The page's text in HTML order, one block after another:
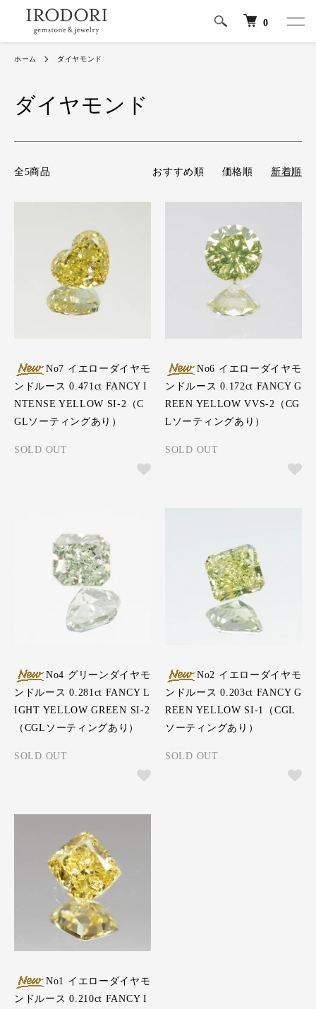
0
ホーム ダイヤモンド
ダイヤモンド
全5商品 おすすめ順 価格順 新着順
No7 イエローダイヤモ
ンドルース 0.471ct FANCY I
NTENSE YELLOW SI-2（C
GLソーティングあり）
SOLD OUT
No6 イエローダイヤモ
ンドルース 0.172ct FANCY G
REEN YELLOW VVS-2（CG
Lソーティングあり）
SOLD OUT
No4 グリーンダイヤモ
ンドルース 0.281ct FANCY L
IGHT YELLOW GREEN SI-2
（CGLソーティングあり）
SOLD OUT
No2 イエローダイヤモ
ンドルース 0.203ct FANCY G
REEN YELLOW SI-1（CGL
ソーティングあり）
SOLD OUT
No1 イエローダイヤモ
ンドルース 0.210ct FANCY I